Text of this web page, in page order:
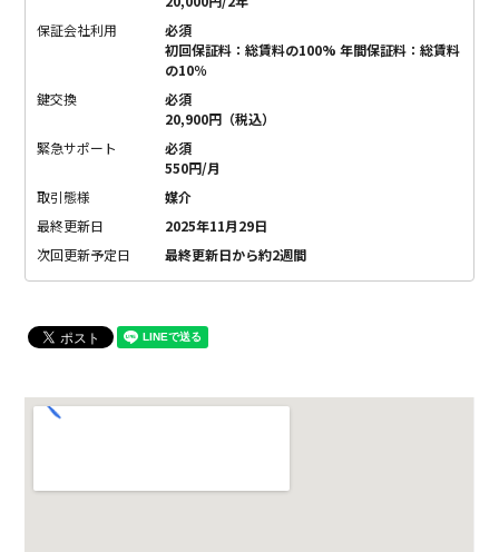
保証会社利用
必須
初回保証料：総賃料の100% 年間保証料：総賃料
の10％
鍵交換
必須
20,900円（税込）
緊急サポート
必須
550円/月
取引態様
媒介
最終更新日
2025年11月29日
次回更新予定日
最終更新日から約2週間